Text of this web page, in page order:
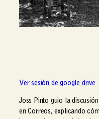
Ver sesión de google drive
Joss Pinto guio la
en Correos, explicando